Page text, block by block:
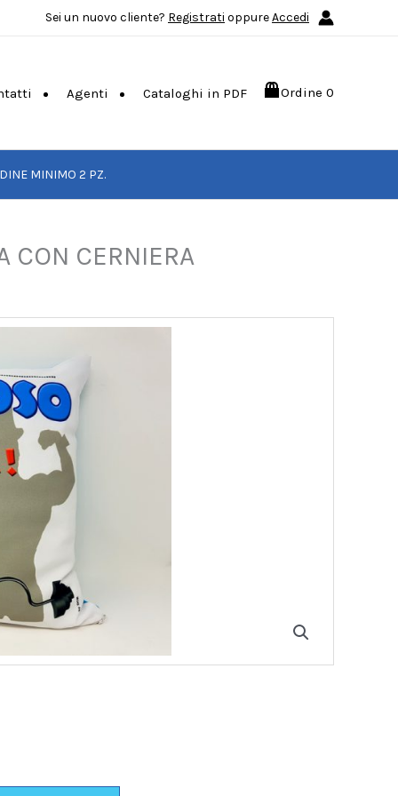
Sei un nuovo cliente? Registrati oppureAccedi
Agenti Cataloghi in PDF Ordine 0
MINIMO 2 PZ.
CON CERNIERA